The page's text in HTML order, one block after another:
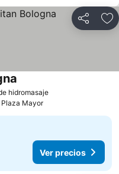
Compartir
hidromasajeVer precios
Mayor
Ver precios